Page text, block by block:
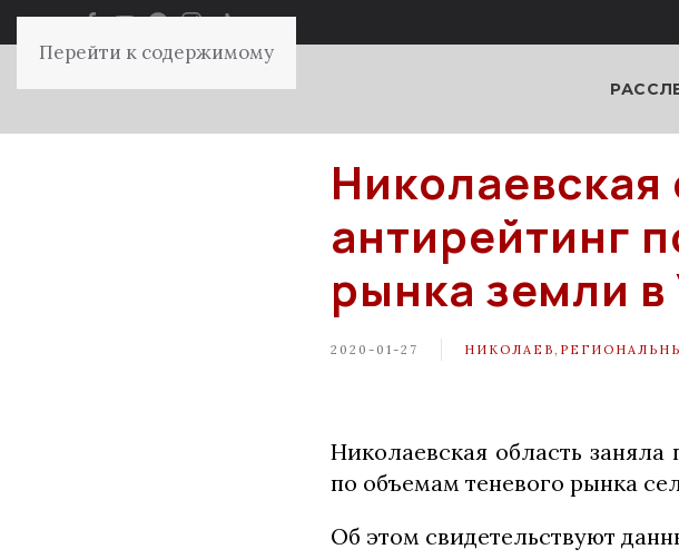
Перейти к содержимому
Николаевская
антирейтинг
рынка земли
2020-01-27 НИКОЛАЕВ
Николаевская область
по объемам теневого рынка
Об этом свидетельствуют